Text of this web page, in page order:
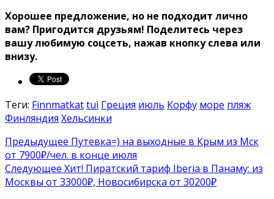
Хорошее предложение, но не подходит лично
вам? Пригодится друзьям! Поделитесь через
вашу любимую соцсеть, нажав кнопку слева или
внизу.
Теги: Finnmatkattui Греция июль Корфу море пляж
Финляндия Хельсинки
Предыдущее Путевка=) на выходные в Крым из Мск
от 7900₽/чел. в конце июля
Следующее Хит! Пиратский тариф Iberia в Панаму: из
Москвы от 33000₽, Новосибирска от 30200₽